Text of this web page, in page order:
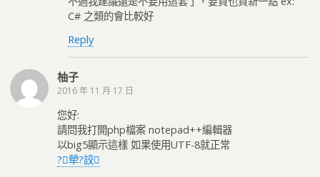
C# 之類的會比較好
Reply
柚子
2016 年 11 月 17 日
您好:
請問我打開php檔案 notepad++編輯器
以big5顯示這樣 如果使用UTF-8就正常
?犖?詨